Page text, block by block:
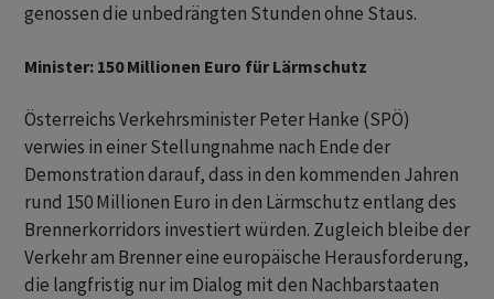
genossen die unbedrängten Stunden ohne Staus.
Minister: 150 Millionen Euro für Lärmschutz
Österreichs Verkehrsminister Peter Hanke (SPÖ)
verwies in einer Stellungnahme nach Ende der
Demonstration darauf, dass in den kommenden Jahren
rund 150 Millionen Euro in den Lärmschutz entlang des
Brennerkorridors investiert würden. Zugleich bleibe der
Verkehr am Brenner eine europäische Herausforderung,
die langfristig nur im Dialog mit den Nachbarstaaten